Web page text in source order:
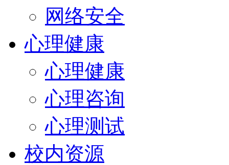
网络安全
心理健康
心理健康
心理咨询
心理测试
校内资源